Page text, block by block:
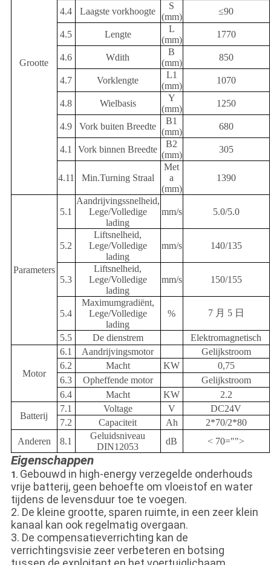
Grootte
4.4 Laagste vorkhoogte
S
(mm)
≤90
4.5 Lengte
L
(mm)
1770
4.6 Wdith
B
(mm)
850
4.7 Vorklengte
L1
(mm)
1070
4.8 Wielbasis
Y
(mm)
1250
4.9 Vork buiten Breedte
B1
(mm)
680
4.1 Vork binnen Breedte
B2
(mm)
305
4.11 Min.Turning Straal
Met
a
(mm)
1390
Parameters
5.1
Aandrijvingssnelheid,
Lege/Volledige
lading
mm/s 5.0/5.0
5.2
Liftsnelheid,
Lege/Volledige
lading
mm/s 140/135
5.3
Liftsnelheid,
Lege/Volledige
lading
mm/s 150/155
5.4
Maximumgradiënt,
Lege/Volledige
lading
% 7 月 5 日
5.5 De dienstrem Elektromagnetisch
Motor
6.1 Aandrijvingsmotor
Gelijkstroom
6.2
Macht KW
0,75
6.3
Opheffende motor
Gelijkstroom
6.4
Macht KW 2.2
Batterij
7.1 Voltage V
DC24V
7.2
Capaciteit Ah
2*70/2*80
Anderen
8.1
Geluidsniveau
DIN12053
dB < 70="">
Eigenschappen
1. Gebouwd in high-energy verzegelde onderhouds
vrije batterij, geen behoefte om vloeistof en water
tijdens de levensduur toe te voegen.
2. De kleine grootte, sparen ruimte, in een zeer klein
kanaal kan ook regelmatig overgaan.
3. De compensatieverrichting kan de
verrichtingsvisie zeer verbeteren en botsing